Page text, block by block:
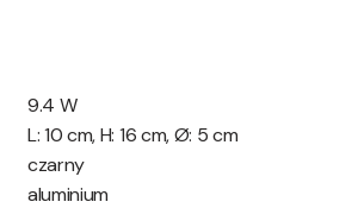
9.4 W
L: 10 cm, H: 16 cm, Ø: 5 cm
czarny
aluminium